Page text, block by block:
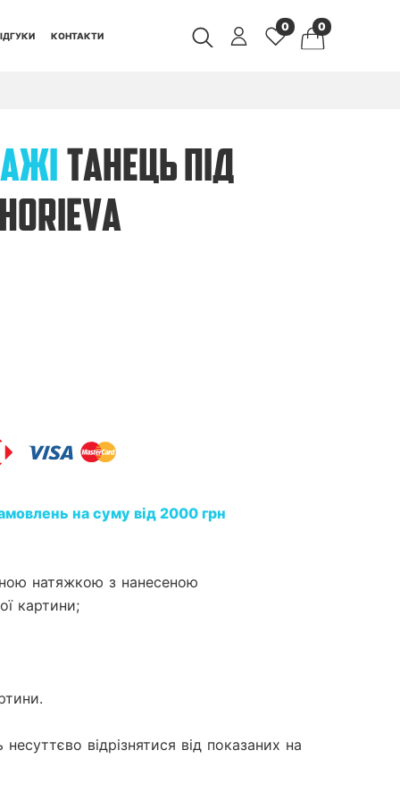
КОНТАКТИ
0 0
ТАНЕЦЬ ПІД
на суму від 2000 грн
натяжкою з нанесеною
картини;
відрізнятися від показаних на